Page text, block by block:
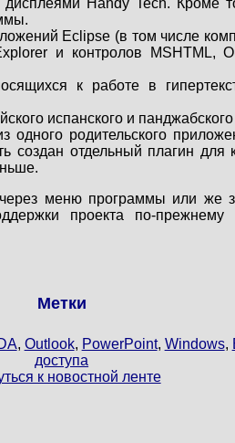
Eclipse (в том числе
и контролов MSHTML,
к работе в
испанского и
родительского
отдельный плагин для
меню программы или же
проекта по-
Метки
, Outlook, PowerPoint, Windows,
доступа
к новостной ленте